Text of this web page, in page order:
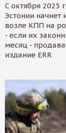
С октября 2025
Эстонии
возле КПП на
- если их
месяц -
издание ERR